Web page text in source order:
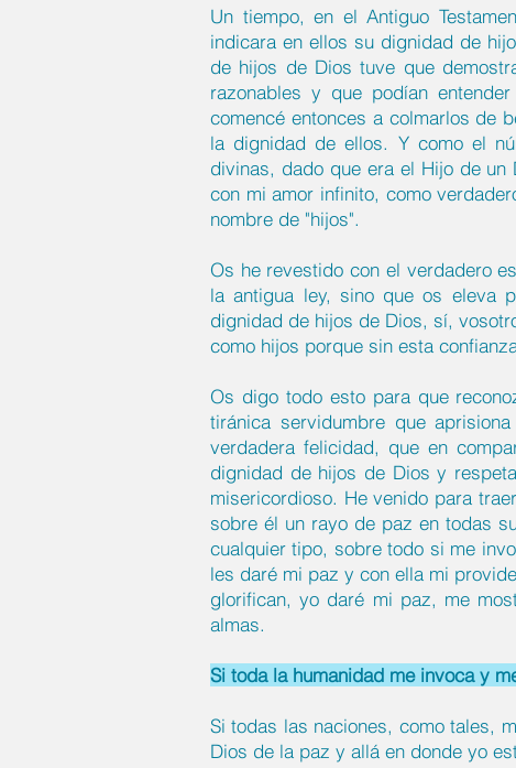
Un tiempo, en el Antiguo
indicara en ellos su dignidad de
de hijos de Dios tuve que
razonables y que podían
comencé entonces a colmarlos de
la dignidad de ellos. Y como el
divinas, dado que era el Hijo de
con mi amor infinito, como
nombre de "hijos".
Os he revestido con el verdadero
la antigua ley, sino que os eleva
dignidad de hijos de Dios, sí,
como hijos porque sin esta
Os digo todo esto para que
tiránica servidumbre que
verdadera felicidad, que en
dignidad de hijos de Dios y
misericordioso. He venido para
sobre él un rayo de paz en todas
cualquier tipo, sobre todo si me
les daré mi paz y con ella mi
glorifican, yo daré mi paz, me
almas.
Si toda la humanidad me invoca y
Si todas las naciones, como tales,
Dios de la paz y allá en donde yo